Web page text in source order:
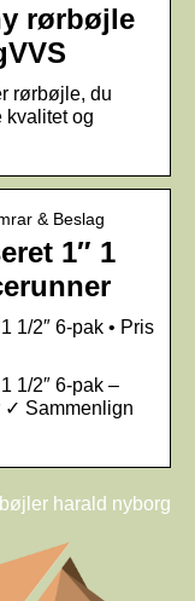
rørbøjle
rørbøjle, du
kvalitet og
& Beslag
1″ 1
1/2″ 6-pak • Pris
1/2″ 6-pak –
✓ Sammenlign
harald nyborg